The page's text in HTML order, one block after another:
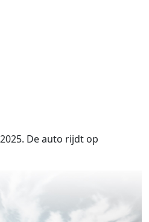
2025. De auto rijdt op